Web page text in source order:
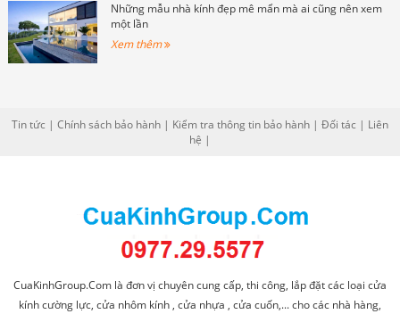
Những mẫu nhà kính đẹp mê mẩn mà ai cũng nên xem
một lần
Xem thêm
Tin tức | Chính sách bảo hành| Kiểm tra thông tin bảo hành| Đối tác | Liên
hệ |
CuaKinhGroup.Com là đơn vị chuyên cung cấp, thi công, lắp đặt các loại cửa
kính cường lực, cửa nhôm kính , cửa nhựa , cửa cuốn,... cho các nhà hàng,